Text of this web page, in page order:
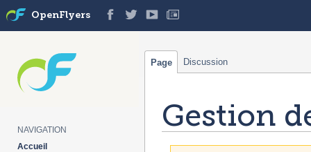
Gestion
Page Discussion
OpenFlyers
NAVIGATION
Accueil